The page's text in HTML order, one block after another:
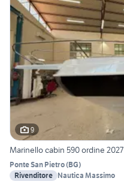
9
Marinello cabin 590 ordine 2027
Ponte San Pietro(BG)
Rivenditore Nautica Massimo